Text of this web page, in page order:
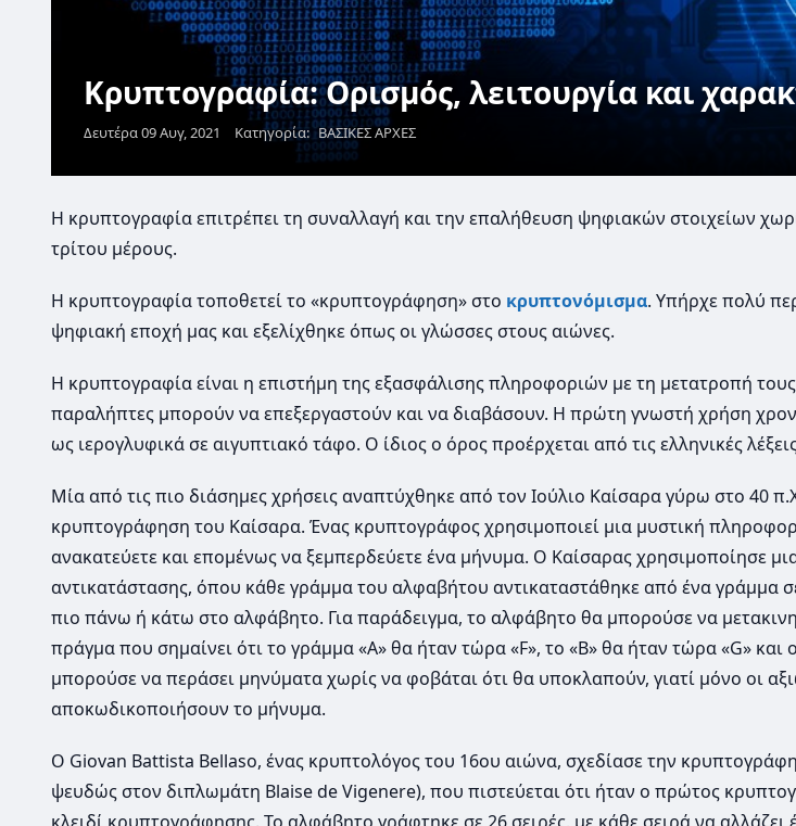
Κρυπτογραφία: Ορισμός, λειτουργία και
Δευτέρα 09 Αυγ, 2021 Κατηγορία: ΒΑΣΙΚΕΣ ΑΡΧΕΣ
Η κρυπτογραφία επιτρέπει τη συναλλαγή και την επαλήθευση ψηφιακών στοιχείων
τρίτου μέρους.
Η κρυπτογραφία τοποθετεί το «κρυπτογράφηση» στο κρυπτονόμισμα. Υπήρχε πολύ
ψηφιακή εποχή μας και εξελίχθηκε όπως οι γλώσσες στους αιώνες.
Η κρυπτογραφία είναι η επιστήμη της εξασφάλισης πληροφοριών με τη μετατροπή
παραλήπτες μπορούν να επεξεργαστούν και να διαβάσουν. Η πρώτη γνωστή χρήση
ως ιερογλυφικά σε αιγυπτιακό τάφο. Ο ίδιος ο όρος προέρχεται από τις ελληνικές
Μία από τις πιο διάσημες χρήσεις αναπτύχθηκε από τον Ιούλιο Καίσαρα γύρω στο 40
κρυπτογράφηση του Καίσαρα. Ένας κρυπτογράφος χρησιμοποιεί μια μυστική
ανακατεύετε και επομένως να ξεμπερδεύετε ένα μήνυμα. Ο Καίσαρας χρησιμοποίησε
αντικατάστασης, όπου κάθε γράμμα του αλφαβήτου αντικαταστάθηκε από ένα γράμμα
πιο πάνω ή κάτω στο αλφάβητο. Για παράδειγμα, το αλφάβητο θα μπορούσε να
πράγμα που σημαίνει ότι το γράμμα «Α» θα ήταν τώρα «F», το «Β» θα ήταν τώρα «G» και
μπορούσε να περάσει μηνύματα χωρίς να φοβάται ότι θα υποκλαπούν, γιατί μόνο οι
αποκωδικοποιήσουν το μήνυμα.
Ο Giovan Battista Bellaso, ένας κρυπτολόγος του 16ου αιώνα, σχεδίασε την
ψευδώς στον διπλωμάτη Blaise de Vigenere), που πιστεύεται ότι ήταν ο πρώτος